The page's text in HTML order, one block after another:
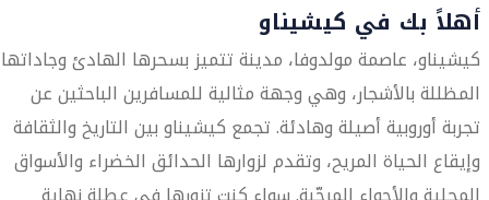
أهلاً بك في كيشيناو
كيشيناو، عاصمة مولدوفا، مدينة تتميز بسحرها الهادئ وجاداتها
المظللة بالأشجار، وهي وجهة مثالية للمسافرين الباحثين عن
تجربة أوروبية أصيلة وهادئة. تجمع كيشيناو بين التاريخ والثقافة
وإيقاع الحياة المريح، وتقدم لزوارها الحدائق الخضراء والأسواق